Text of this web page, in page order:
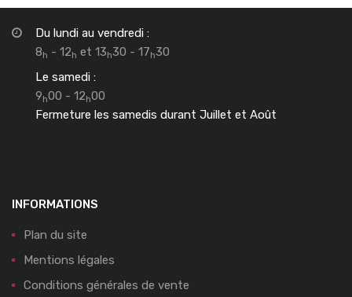
Du lundi au vendredi :
8h - 12h et 13h30 - 17h30
Le samedi :
9h00 - 12h00
Fermeture les samedis durant Juillet et Août
INFORMATIONS
Plan du site
Mentions légales
Conditions générales de vente